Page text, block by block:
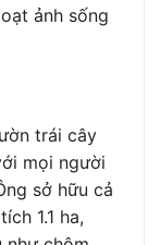
ảnh sống
trái cây
mọi người
sở hữu cả
1.1 ha,